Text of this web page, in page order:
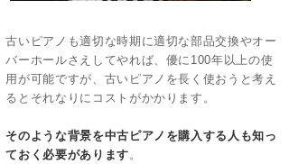
古いピアノも適切な時期に適切な部品交換やオー
バーホールさえしてやれば、優に100年以上の使
用が可能ですが、古いピアノを長く使おうと考え
るとそれなりにコストがかかります。
そのような背景を中古ピアノを購入する人も知っ
ておく必要があります 。